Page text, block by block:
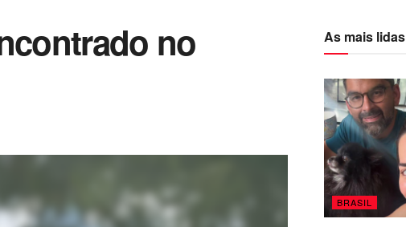
no
As mais lidas
BRASIL